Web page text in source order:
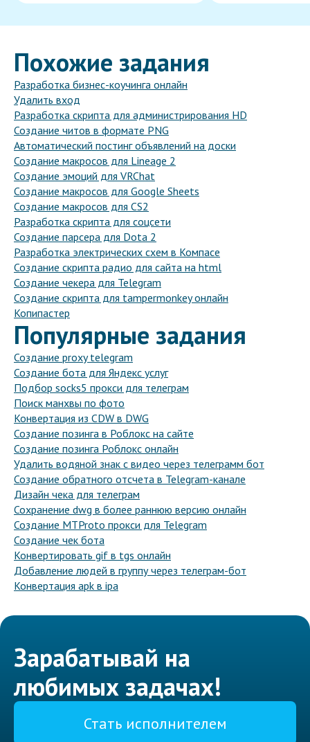
Похожие задания
Разработка бизнес-коучинга онлайн
Удалить вход
Разработка скрипта для администрирования HD
Создание читов в формате PNG
Автоматический постинг объявлений на доски
Создание макросов для Lineage 2
Создание эмоций для VRChat
Создание макросов для Google Sheets
Создание макросов для CS2
Разработка скрипта для соцсети
Создание парсера для Dota 2
Разработка электрических схем в Компасе
Создание скрипта радио для сайта на html
Создание чекера для Telegram
Создание скрипта для tampermonkey онлайн
Копипастер
Популярные задания
Создание proxy telegram
Создание бота для Яндекс услуг
Подбор socks5 прокси для телеграм
Поиск манхвы по фото
Конвертация из CDW в DWG
Создание позинга в Роблокс на сайте
Создание позинга Роблокс онлайн
Удалить водяной знак с видео через телеграмм бот
Создание обратного отсчета в Telegram-канале
Дизайн чека для телеграм
Сохранение dwg в более раннюю версию онлайн
Создание MTProto прокси для Telegram
Создание чек бота
Конвертировать gif в tgs онлайн
Добавление людей в группу через телеграм-бот
Конвертация apk в ipa
Зарабатывай на
любимых задачах!
Стать исполнителем